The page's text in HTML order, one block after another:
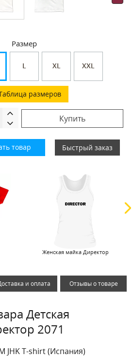
Размер
L XL XXL
размеров
Купить
товар Быстрый заказ
Женская майка Директор
и оплата Отзывы о товаре
Детская
2071
JHK T-shirt (Испания)